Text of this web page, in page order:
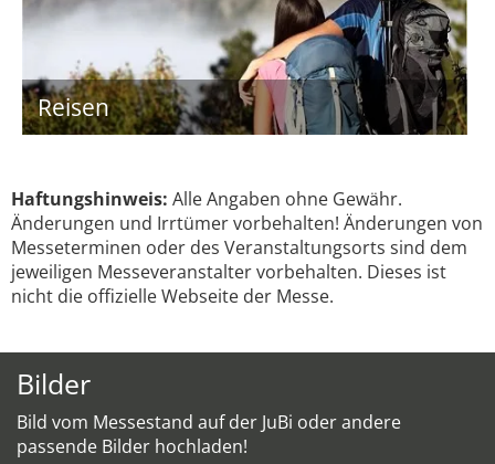
Reisen
Haftungshinweis: Alle Angaben ohne Gewähr.
Änderungen und Irrtümer vorbehalten! Änderungen von
Messeterminen oder des Veranstaltungsorts sind dem
jeweiligen Messeveranstalter vorbehalten. Dieses ist
nicht die offizielle Webseite der Messe.
Bilder
Bild vom Messestand auf der JuBi oder andere
passende Bilder hochladen!